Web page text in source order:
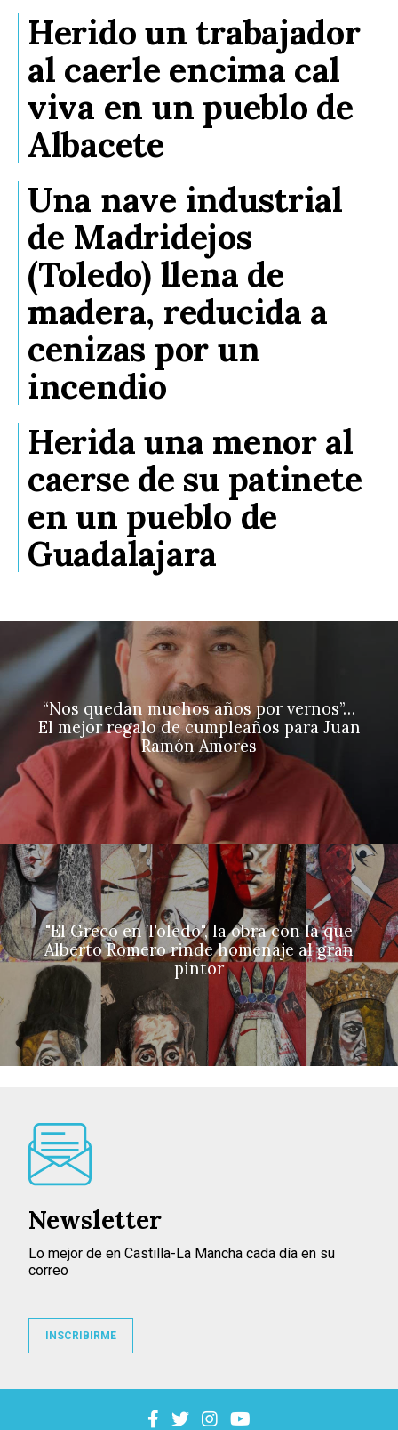
Herido un trabajador
al caerle encima cal
viva en un pueblo de
Albacete
Una nave industrial
de Madridejos
(Toledo) llena de
madera, reducida a
cenizas por un
incendio
Herida una menor al
caerse de su patinete
en un pueblo de
Guadalajara
“Nos quedan muchos años por vernos”…
El mejor regalo de cumpleaños para Juan
Ramón Amores
"El Greco en Toledo", la obra con la que
Alberto Romero rinde homenaje al gran
pintor
Newsletter
Lo mejor de en Castilla-La Mancha cada día en su
correo
INSCRIBIRME